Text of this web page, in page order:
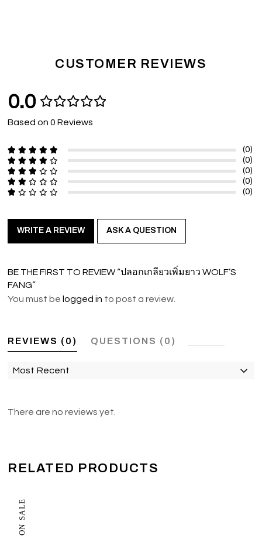
CUSTOMER REVIEWS
0.0
Based on 0 Reviews
(0)
(0)
(0)
(0)
(0)
WRITE A REVIEW ASK A QUESTION
BE THE FIRST TO REVIEW “ปลอกเกลียวเพิ่มยาว WOLF’S
FANG”
You must be logged in to post a review.
REVIEWS (0) QUESTIONS (0)
Most Recent
There are no reviews yet.
RELATED PRODUCTS
ON SALE